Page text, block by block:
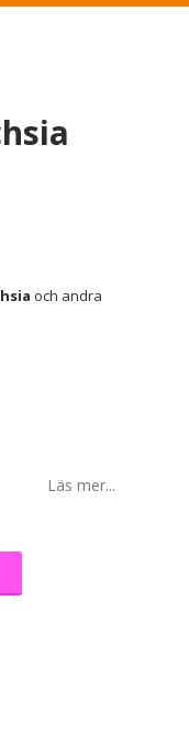
och andra
Läs mer...